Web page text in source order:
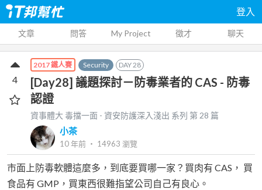
登入
文章 問答 My Project 徵才 聊天
2017 鐵人賽 Security DAY28
[Day28] 議題探討－防毒業者的 CAS - 防毒
認證
資事體大 毒擋一面 - 資安防護深入淺出 系列 第28 篇
小茶
10 年前 ‧ 14963 瀏覽
4
市面上防毒軟體這麼多，到底要買哪一家？買肉有 CAS， 買
食品有 GMP，買東西很難指望公司自己有良心。